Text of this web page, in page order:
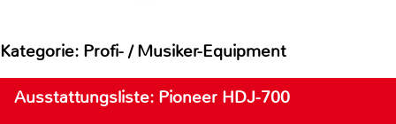
Kategorie: Profi- / Musiker-Equipment
Ausstattungsliste: Pioneer HDJ-700